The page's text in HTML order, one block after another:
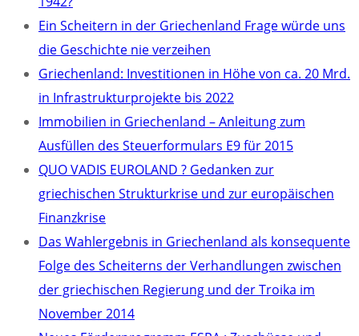
Ein Scheitern in der Griechenland Frage würde uns
die Geschichte nie verzeihen
Griechenland: Investitionen in Höhe von ca. 20 Mrd.
in Infrastrukturprojekte bis 2022
Immobilien in Griechenland – Anleitung zum
Ausfüllen des Steuerformulars E9 für 2015
QUO VADIS EUROLAND ? Gedanken zur
griechischen Strukturkrise und zur europäischen
Finanzkrise
Das Wahlergebnis in Griechenland als konsequente
Folge des Scheiterns der Verhandlungen zwischen
der griechischen Regierung und der Troika im
November 2014